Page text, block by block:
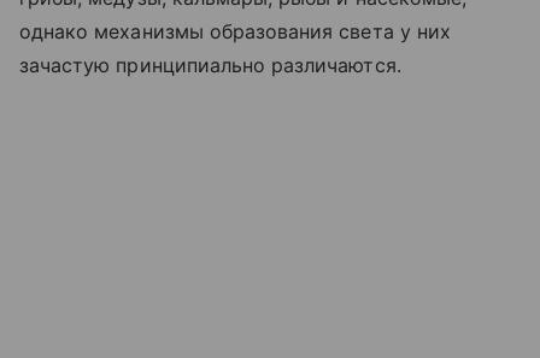
однако механизмы образования света у них
зачастую принципиально различаются.